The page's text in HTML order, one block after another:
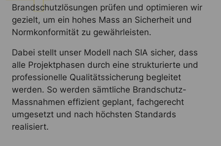
Brandschutzlösungen prüfen und optimieren wir
gezielt, um ein hohes Mass an Sicherheit und
Normkonformität zu gewährleisten.
Dabei stellt unser Modell nach SIA sicher, dass
alle Projektphasen durch eine strukturierte und
professionelle Qualitätssicherung begleitet
werden. So werden sämtliche Brandschutz-
Massnahmen effizient geplant, fachgerecht
umgesetzt und nach höchsten Standards
realisiert.